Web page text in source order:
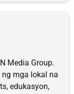
Media Group.
mga lokal na
edukasyon,